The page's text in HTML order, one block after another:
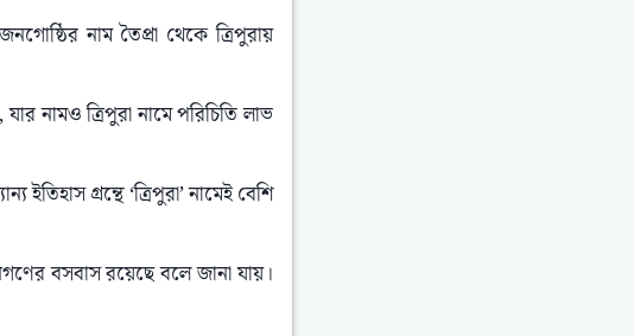
নাম তৈপ্রা থেকে ত্রিপুরায়
নামও ত্রিপুরা নামে পরিচিতি লাভ
গ্রন্থে ‘ত্রিপুরা’ নামেই বেশি
বসবাস রয়েছে বলে জানা যায়।